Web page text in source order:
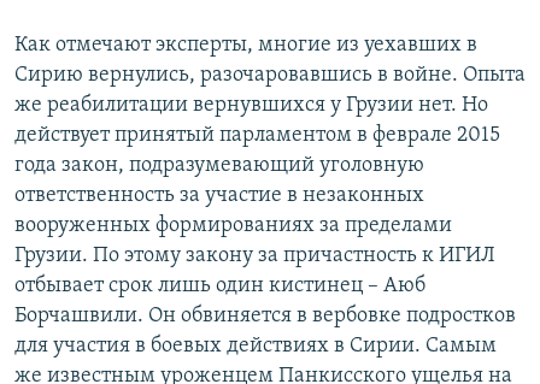
Как отмечают эксперты, многие из уехавших в
Сирию вернулись, разочаровавшись в войне. Опыта
же реабилитации вернувшихся у Грузии нет. Но
действует принятый парламентом в феврале 2015
года закон, подразумевающий уголовную
ответственность за участие в незаконных
вооруженных формированиях за пределами
Грузии. По этому закону за причастность к ИГИЛ
отбывает срок лишь один кистинец – Аюб
Борчашвили. Он обвиняется в вербовке подростков
для участия в боевых действиях в Сирии. Самым
же известным уроженцем Панкисского ущелья на